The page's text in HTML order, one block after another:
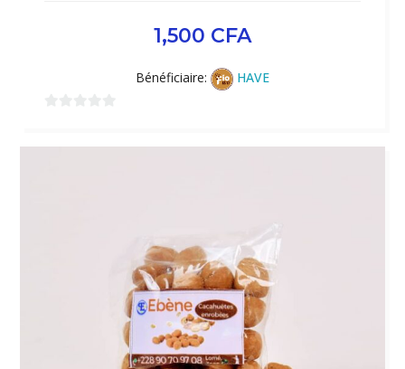
1,500 CFA
Bénéficiaire: HAVE